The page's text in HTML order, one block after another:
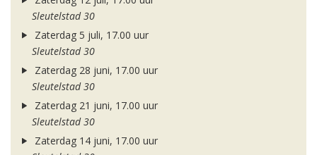
Sleutelstad 30
Zaterdag 5 juli, 17.00 uur
Sleutelstad 30
Zaterdag 28 juni, 17.00 uur
Sleutelstad 30
Zaterdag 21 juni, 17.00 uur
Sleutelstad 30
Zaterdag 14 juni, 17.00 uur